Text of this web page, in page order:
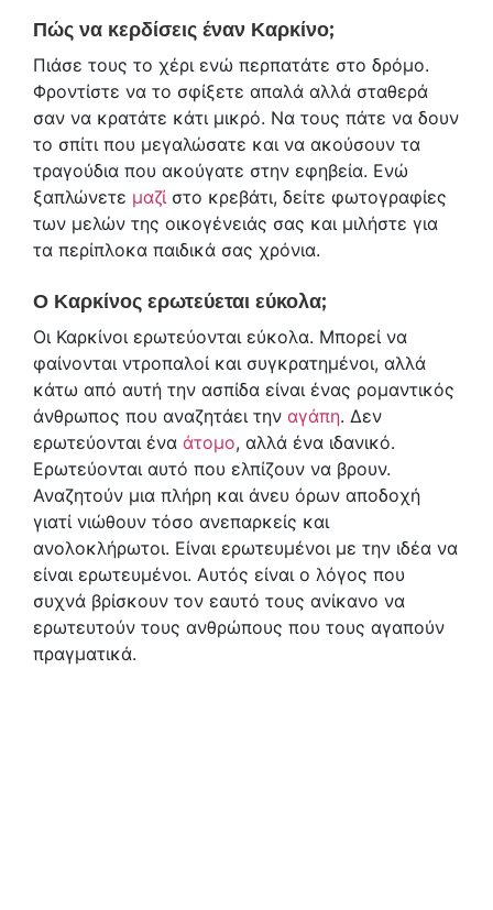
Πώς να κερδίσεις έναν Καρκίνο;
Πιάσε τους το χέρι ενώ περπατάτε στο δρόμο.
Φροντίστε να το σφίξετε απαλά αλλά σταθερά
σαν να κρατάτε κάτι μικρό. Να τους πάτε να δουν
το σπίτι που μεγαλώσατε και να ακούσουν τα
τραγούδια που ακούγατε στην εφηβεία. Ενώ
ξαπλώνετε μαζίστο κρεβάτι, δείτε φωτογραφίες
των μελών της οικογένειάς σας και μιλήστε για
τα περίπλοκα παιδικά σας χρόνια.
Ο Καρκίνος ερωτεύεται εύκολα;
Οι Καρκίνοι ερωτεύονται εύκολα. Μπορεί να
φαίνονται ντροπαλοί και συγκρατημένοι, αλλά
κάτω από αυτή την ασπίδα είναι ένας ρομαντικός
άνθρωπος που αναζητάει την αγάπη. Δεν
ερωτεύονται ένα άτομο, αλλά ένα ιδανικό.
Ερωτεύονται αυτό που ελπίζουν να βρουν.
Αναζητούν μια πλήρη και άνευ όρων αποδοχή
γιατί νιώθουν τόσο ανεπαρκείς και
ανολοκλήρωτοι. Είναι ερωτευμένοι με την ιδέα να
είναι ερωτευμένοι. Αυτός είναι ο λόγος που
συχνά βρίσκουν τον εαυτό τους ανίκανο να
ερωτευτούν τους ανθρώπους που τους αγαπούν
πραγματικά.